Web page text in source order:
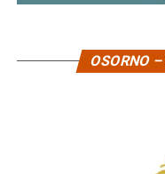
OSORNO